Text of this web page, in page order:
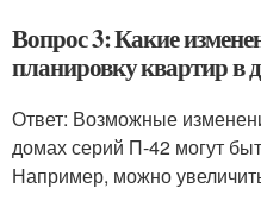
Вопрос 3: Какие
планировку квартир в
Ответ: Возможные
домах серий П-42 могут
Например, можно